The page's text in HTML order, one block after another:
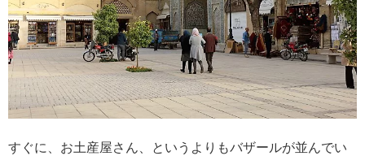
すぐに、お土産屋さん、というよりもバザールが並んでい